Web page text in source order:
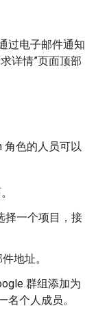
过电子邮件通知
详情”页面顶部
角色的人员可以
择一个项目，接
地址。
群组添加为
名个人成员。